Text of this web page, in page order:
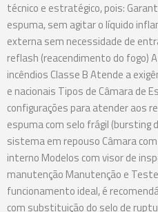
técnico e estratégico, pois:
espuma, sem agitar o líquido
externa sem necessidade de
reflash (reacendimento do fogo)
incêndios Classe B Atende a
e nacionais Tipos de Câmara de
configurações para atender aos
espuma com selo frágil (bursting
sistema em repouso Câmara
interno Modelos com visor de
manutenção Manutenção e
funcionamento ideal, é
com substituição do selo de